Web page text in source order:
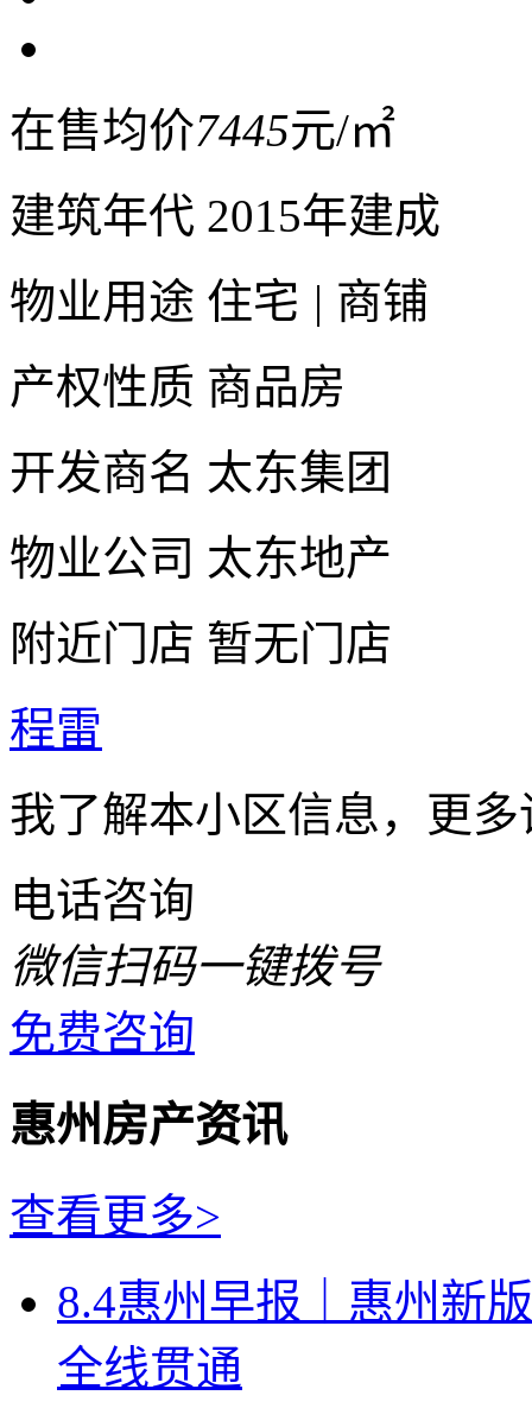
在售均价7445元/㎡
建筑年代 2015年建成
物业用途 住宅 | 商铺
产权性质 商品房
开发商名 太东集团
物业公司 太东地产
附近门店 暂无门店
程雷
我了解本小区信息，更
电话咨询
微信扫码一键拨号
免费咨询
惠州房产资讯
查看更多>
8.4惠州早报｜惠州新
全线贯通